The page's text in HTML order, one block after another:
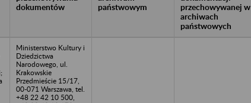
dokumentów
państwowym
przechowywanej w
archiwach
państwowych
Ministerstwo Kultury i
Dziedzictwa
Narodowego, ul.
Krakowskie
Przedmieście 15/17,
00-071 Warszawa, tel.
+48 22 42 10 500,